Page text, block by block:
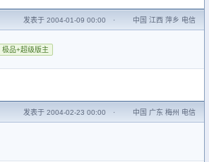
发表于 2004-01-09 00:00 · 中国 江西 萍乡 电信
极品+超级版主
发表于 2004-02-23 00:00 · 中国 广东 梅州 电信